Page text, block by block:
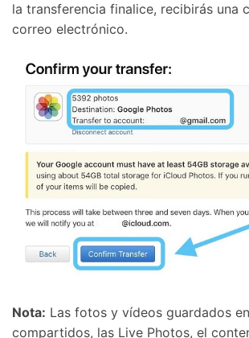
la transferencia finalice, recibirás una
correo electrónico.
Nota: Las fotos y vídeos guardados
compartidos, las Live Photos, el